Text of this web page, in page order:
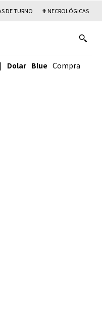
DE TURNO ✟ NECROLÓGICAS
| Dolar Blue Compra